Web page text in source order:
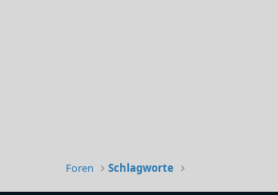
Foren Schlagworte